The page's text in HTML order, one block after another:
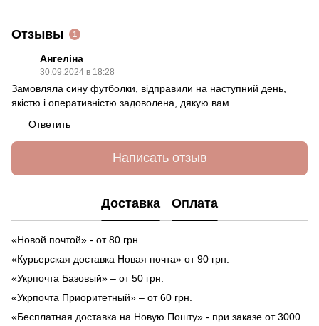
Отзывы 1
Ангеліна
30.09.2024 в 18:28
Замовляла сину футболки, відправили на наступний день,
якістю і оперативністю задоволена, дякую вам
Ответить
Написать отзыв
Доставка Оплата
«Новой почтой» - от 80 грн.
«Курьерская доставка Новая почта» от 90 грн.
«Укрпочта Базовый» – от 50 грн.
«Укрпочта Приоритетный» – от 60 грн.
«Бесплатная доставка на Новую Пошту» - при заказе от 3000